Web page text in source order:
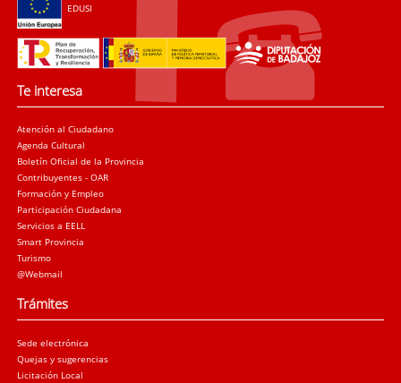
EDUSI
Te interesa
Atención al Ciudadano
Agenda Cultural
Boletín Oficial de la Provincia
Contribuyentes - OAR
Formación y Empleo
Participación Ciudadana
Servicios a EELL
Smart Provincia
Turismo
@Webmail
Trámites
Sede electrónica
Quejas y sugerencias
Licitación Local